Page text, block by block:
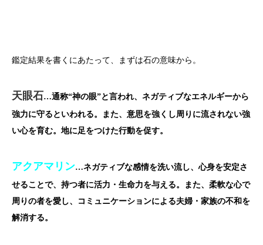
鑑定結果を書くにあたって、まずは石の意味から。
天眼石…通称“神の眼”と言われ、ネガティブなエネルギーから
強力に守るといわれる。また、意思を強くし周りに流されない強
い心を育む。地に足をつけた行動を促す。
アクアマリン…ネガティブな感情を洗い流し、心身を安定さ
せることで、持つ者に活力・生命力を与える。また、柔軟な心で
周りの者を愛し、コミュニケーションによる夫婦・家族の不和を
解消する。